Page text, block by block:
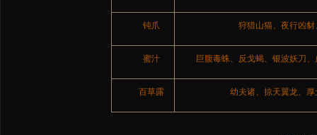
钝爪 狩猎山猫、夜行凶
蜜汁 巨腹毒蛛、反戈蝎、银波妖刀
百草露 幼夫诸、掠天翼龙、